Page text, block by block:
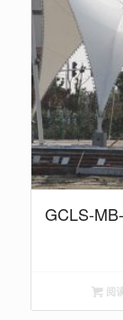
GCLS-
阅